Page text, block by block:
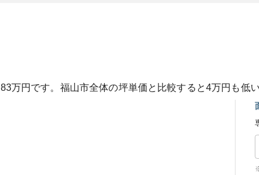
83万円です。 福山市全体の坪単価と比較すると4万円も低